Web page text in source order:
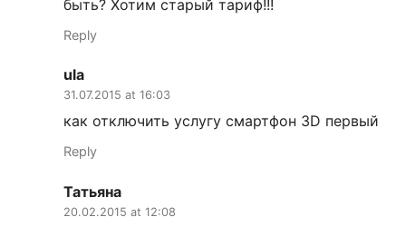
быть? Хотим старый тариф!!!
Reply
ula
31.07.2015 at 16:03
как отключить услугу смартфон 3D первый
Reply
Татьяна
20.02.2015 at 12:08